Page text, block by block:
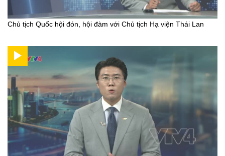
Chủ tịch Quốc hội đón, hội đàm với Chủ tịch Hạ viện Thái Lan